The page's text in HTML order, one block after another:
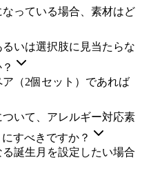
っている場合、素材はど
いは選択肢に見当たらな
ア（2個セット）であれば
いて、アレルギー対応素
すべきですか？
誕生月を設定したい場合